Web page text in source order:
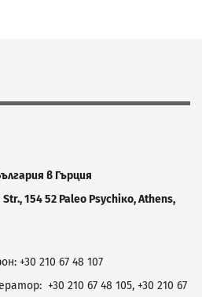
в Гърция
Str., 154 52 Paleo Psychiκo, Athens,
+30 210 67 48 107
+30 210 67 48 105, +30 210 67